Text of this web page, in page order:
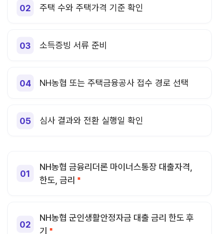
주택 수와 주택가격 기준 확인
소득증빙 서류 준비
NH농협 또는 주택금융공사 접수 경로 선택
심사 결과와 전환 실행일 확인
NH농협 금융리더론 마이너스통장 대출자격,
한도, 금리
NH농협 군인생활안정자금 대출 금리 한도 후
기